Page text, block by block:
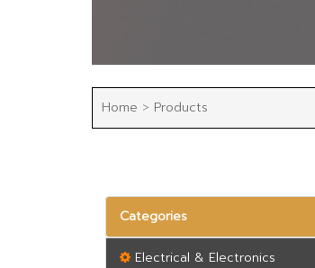
Home > Products
Categories
Electrical & Electronics